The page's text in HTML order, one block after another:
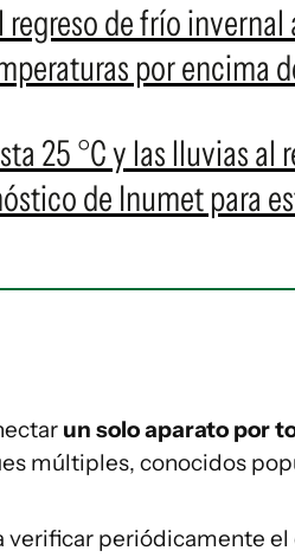
de frío invernal
por encima
25 °C y las lluvias
de Inumet para
un solo aparato por
múltiples, conocidos
periódicamente el